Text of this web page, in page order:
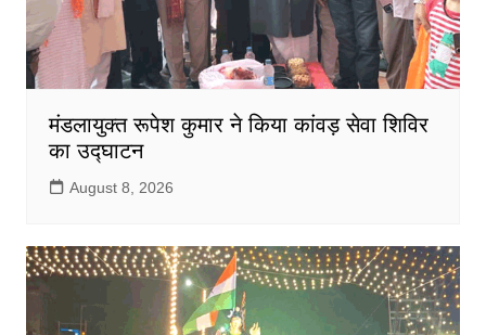
मंडलायुक्त रूपेश कुमार ने किया कांवड़ सेवा शिविर
का उद्घाटन
August 8, 2026